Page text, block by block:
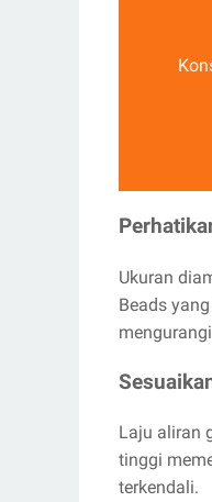
Ukuran
Beads
Laju aliran
tinggi
terkendali.